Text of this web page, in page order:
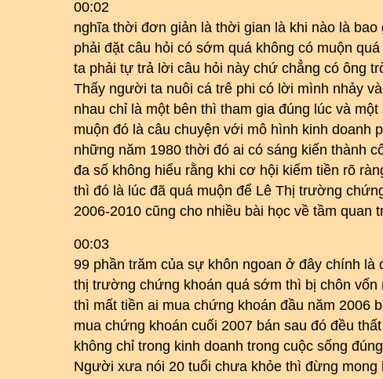
00:02
nghĩa thời đơn giản là thời gian là khi nào là
phải đặt câu hỏi có sớm quá không có muộn
ta phải tự trả lời câu hỏi này chứ chẳng có ông
Thấy người ta nuôi cá trê phi có lời mình nhảy
nhau chỉ là một bên thì tham gia đúng lúc và
muộn đó là câu chuyện với mô hình kinh doanh
những năm 1980 thời đó ai có sáng kiến thành
đa số không hiểu rằng khi cơ hội kiếm tiền rõ
thì đó là lúc đã quá muộn để Lê Thị trường
2006-2010 cũng cho nhiều bài học về tầm quan
00:03
99 phần trăm của sự khôn ngoan ở đây chính
thị trường chứng khoán quá sớm thì bị chôn
thì mất tiền ai mua chứng khoán đầu năm 2006
mua chứng khoán cuối 2007 bán sau đó đều
không chỉ trong kinh doanh trong cuộc sống
Người xưa nói 20 tuổi chưa khỏe thì đừng mong